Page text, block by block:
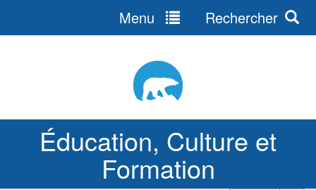
Éducation, Culture et
Formation
Menu Rechercher